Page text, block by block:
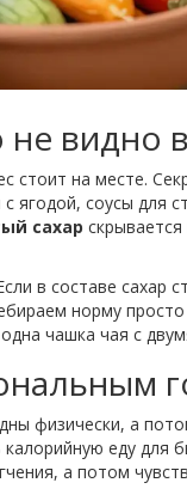
видно
стоит на месте.
ягодой, соусы для
сахар
в составе сахар
норму
чашка чая с
физически, а
еду для
а потом